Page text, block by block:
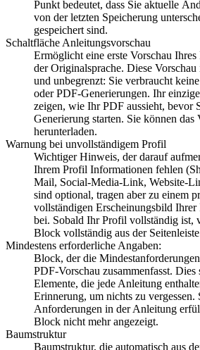
Punkt bedeutet, dass Sie aktuelle
von der letzten Speicherung
gespeichert sind.
Schaltfläche Anleitungsvorschau
Ermöglicht eine erste Vorschau
der Originalsprache. Diese
und unbegrenzt: Sie verbraucht
oder PDF-Generierungen. Ihr
zeigen, wie Ihr PDF aussieht, bevor
Generierung starten. Sie können
herunterladen.
Warnung bei unvollständigem Profil
Wichtiger Hinweis, der darauf
Ihrem Profil Informationen fehlen
Mail, Social-Media-Link, Website-
sind optional, tragen aber zu einem
vollständigen Erscheinungsbild Ihrer
bei. Sobald Ihr Profil vollständig ist,
Block vollständig aus der
Mindestens erforderliche Angaben:
Block, der die
PDF-Vorschau zusammenfasst.
Elemente, die jede Anleitung
Erinnerung, um nichts zu vergessen.
Anforderungen in der Anleitung
Block nicht mehr angezeigt.
Baumstruktur
Baumstruktur, die automatisch aus